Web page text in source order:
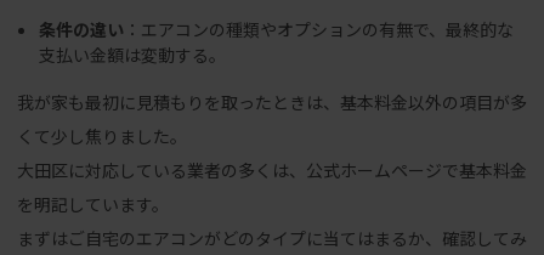
条件の違い ：エアコンの種類やオプションの有無で、最終的な
支払い金額は変動する。
我が家も最初に見積もりを取ったときは、基本料金以外の項目が多
くて少し焦りました。
大田区に対応している業者の多くは、公式ホームページで基本料金
を明記しています。
まずはご自宅のエアコンがどのタイプに当てはまるか、確認してみ